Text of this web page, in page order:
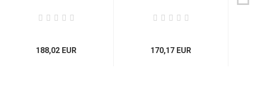
188,02 EUR 170,17 EUR